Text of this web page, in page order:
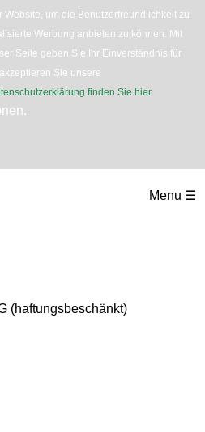
um die Benutzerfreundlichkeit zu
Werbung anbieten zu können. Mit
Seite geben Sie Ihr Einverständnis für
Sie unsere
finden Sie hier.
Zurück
Menu ☰
(haftungsbeschänkt)